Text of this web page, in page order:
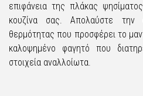
επιφάνεια της πλάκας
κουζίνα σας. Απολαύστε την
θερμότητας που προσφέρει το
καλοψημένο φαγητό που
στοιχεία αναλλοίωτα.